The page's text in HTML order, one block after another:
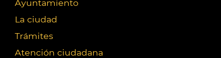
Ayuntamiento
La ciudad
Trámites
Atención ciudadana